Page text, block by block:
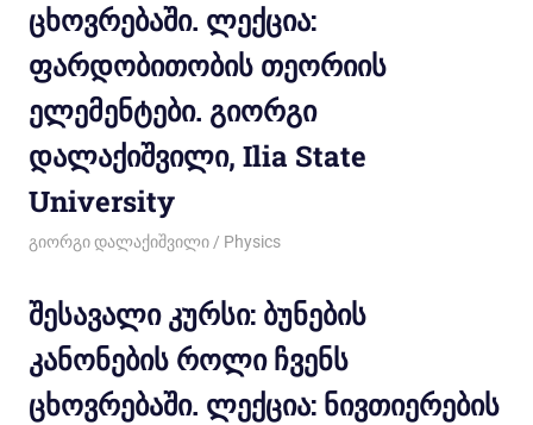
ცხოვრებაში. ლექცია:
ფარდობითობის თეორიის
ელემენტები. გიორგი
დალაქიშვილი, Ilia State
University
01/03/2012
გიორგი დალაქიშვილი Physics
შესავალი კურსი: ბუნების
კანონების როლი ჩვენს
ცხოვრებაში. ლექცია: ნივთიერების